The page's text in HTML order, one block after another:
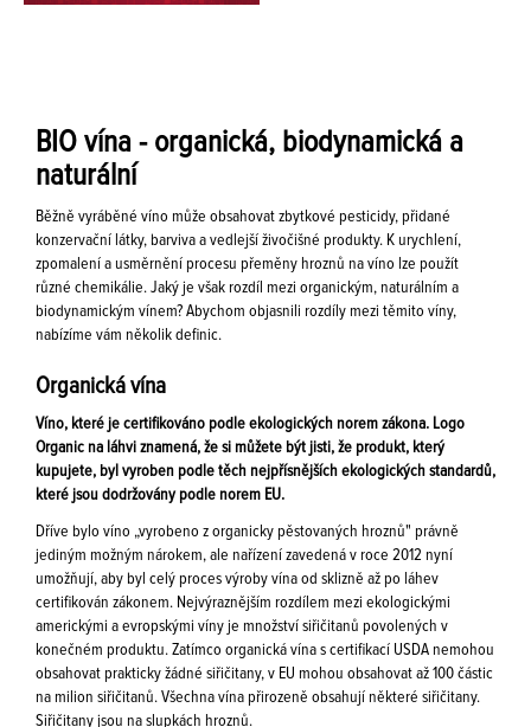
BIO vína - organická, biodynamická a
naturální
Běžně vyráběné víno může obsahovat zbytkové pesticidy, přidané
konzervační látky, barviva a vedlejší živočišné produkty. K urychlení,
zpomalení a usměrnění procesu přeměny hroznů na víno lze použít
různé chemikálie. Jaký je však rozdíl mezi organickým, naturálním a
biodynamickým vínem? Abychom objasnili rozdíly mezi těmito víny,
nabízíme vám několik definic.
Organická vína
Víno, které je certifikováno podle ekologických norem zákona. Logo
Organic na láhvi znamená, že si můžete být jisti, že produkt, který
kupujete, byl vyroben podle těch nejpřísnějších ekologických standardů,
které jsou dodržovány podle norem EU.
Dříve bylo víno „vyrobeno z organicky pěstovaných hroznů" právně
jediným možným nárokem, ale nařízení zavedená v roce 2012 nyní
umožňují, aby byl celý proces výroby vína od sklizně až po láhev
certifikován zákonem. Nejvýraznějším rozdílem mezi ekologickými
americkými a evropskými víny je množství siřičitanů povolených v
konečném produktu. Zatímco organická vína s certifikací USDA nemohou
obsahovat prakticky žádné siřičitany, v EU mohou obsahovat až 100 částic
na milion siřičitanů. Všechna vína přirozeně obsahují některé siřičitany.
Siřičitany jsou na slupkách hroznů.